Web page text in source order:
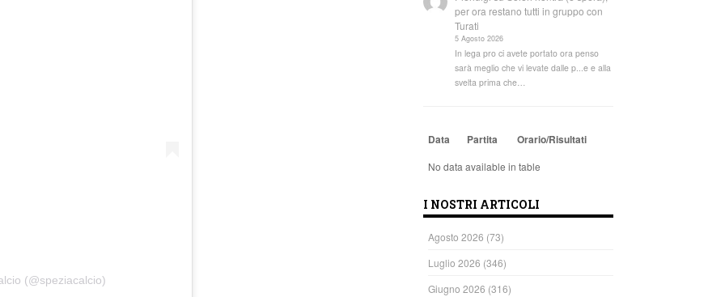
(@speziacalcio)
per ora restano tutti in gruppo con
Turati
5 Agosto 2026
In lega pro ci avete portato ora penso
sarà meglio che vi levate dalle p...e e alla
svelta prima che…
Data Partita Orario/Risultati
No data available in table
I NOSTRI ARTICOLI
Agosto 2026 (73)
Luglio 2026 (346)
Giugno 2026 (316)